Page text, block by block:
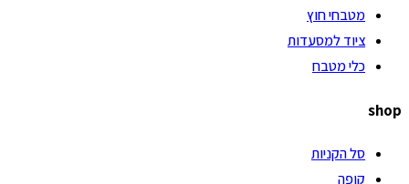
מטבחי חוץ
ציוד למסעדות
כלי מטבח
shop
סל הקניות
קופה